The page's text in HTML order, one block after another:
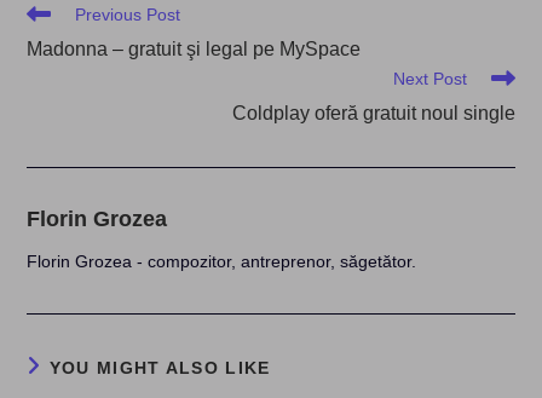
Read
articles
Previous Post
Madonna – gratuit şi legal pe MySpace
Next Post
Coldplay oferă gratuit noul single
Florin Grozea
Florin Grozea - compozitor, antreprenor, săgetător.
YOU MIGHT ALSO LIKE